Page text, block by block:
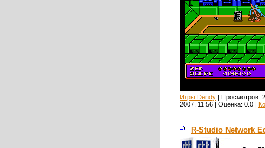
Игры Dendy | Просмотров:
2007, 11:56 | Оценка: 0.0 |
R-Studio Network